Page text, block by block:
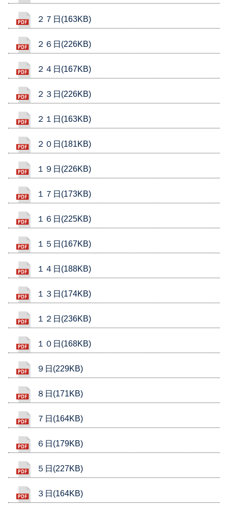
２７日(163KB)
２６日(226KB)
２４日(167KB)
２３日(226KB)
２１日(163KB)
２０日(181KB)
１９日(226KB)
１７日(173KB)
１６日(225KB)
１５日(167KB)
１４日(188KB)
１３日(174KB)
１２日(236KB)
１０日(168KB)
９日(229KB)
８日(171KB)
７日(164KB)
６日(179KB)
５日(227KB)
３日(164KB)